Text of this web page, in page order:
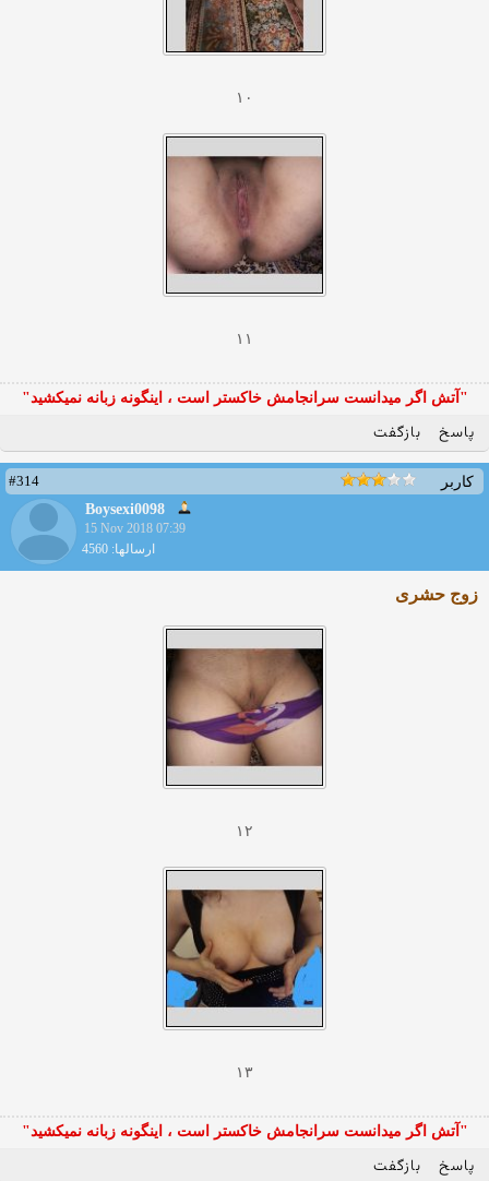
۱۰
۱۱
"آتش اگر ميدانست سرانجامش خاكستر است ، اينگونه زبانه نميكشيد"
پاسخ بازگفت
کاربر
#314
Boysexi0098
15 Nov 2018 07:39
ارسالها: 4560
زوج حشری
۱۲
۱۳
"آتش اگر ميدانست سرانجامش خاكستر است ، اينگونه زبانه نميكشيد"
پاسخ بازگفت